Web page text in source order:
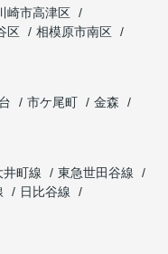
崎市高津区
区
相模原市南区
市ケ尾町
金森
井町線
東急世田谷線
日比谷線